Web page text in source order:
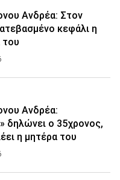
Ανδρέα: Στον
κεφάλι η
του
Ανδρέα:
δηλώνει ο 35χρονος,
η μητέρα του